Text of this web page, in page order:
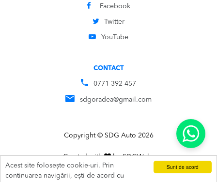
Sunt de acord
Acest site folosește cookie-uri. Prin
continuarea navigării, ești de acord cu
Facebook
Twitter
YouTube
CONTACT
0771 392 457
sdgoradea@gmail.com
Copyright © SDG Auto 2026
Created with bySDGWebs
ADAUGĂ ÎN COȘ